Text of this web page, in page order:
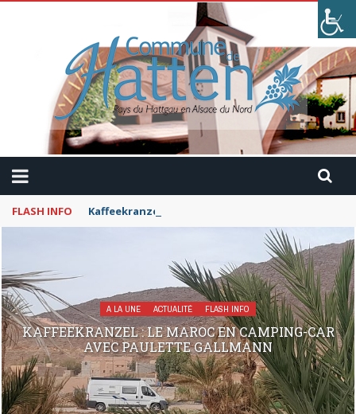
FLASH INFO Kaffeekranzel : Le Maroc en camping-car avec
A LA UNE ACTUALITÉ FLASH INFO
KAFFEEKRANZEL : LE MAROC EN CAMPING-CAR
AVEC PAULETTE GALLMANN